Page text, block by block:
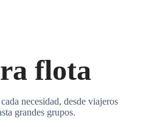
flota
necesidad, desde viajeros
grandes grupos.